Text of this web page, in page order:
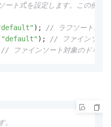
ト式を設定します。この例で
);
// ラフソートポリ
"default" );
// ファインソー
// ファインソート対象のドキュ